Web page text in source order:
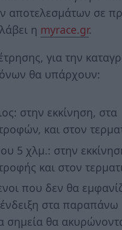
αποτελεσμάτων σε
η myrace.gr.
για την
θα υπάρχουν:
στην εκκίνηση, στα
και στον
5 χλμ.: στην
και στον
που δεν θα
στα παραπάνω
σημεία θα